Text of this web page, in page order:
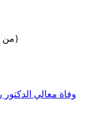
{من اشترى ما لا يحتاج إليه باع ما يحتاج إليه}
وفاة معالي